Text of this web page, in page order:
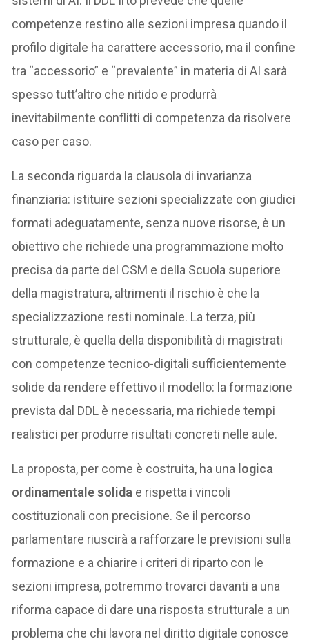
competenze restino alle sezioni impresa quando il
profilo digitale ha carattere accessorio, ma il confine
tra “accessorio” e “prevalente” in materia di AI sarà
spesso tutt’altro che nitido e produrrà
inevitabilmente conflitti di competenza da risolvere
caso per caso.
La seconda riguarda la clausola di invarianza
finanziaria: istituire sezioni specializzate con giudici
formati adeguatamente, senza nuove risorse, è un
obiettivo che richiede una programmazione molto
precisa da parte del CSM e della Scuola superiore
della magistratura, altrimenti il rischio è che la
specializzazione resti nominale. La terza, più
strutturale, è quella della disponibilità di magistrati
con competenze tecnico-digitali sufficientemente
solide da rendere effettivo il modello: la formazione
prevista dal DDL è necessaria, ma richiede tempi
realistici per produrre risultati concreti nelle aule.
La proposta, per come è costruita, ha una logica
ordinamentale solida e rispetta i vincoli
costituzionali con precisione. Se il percorso
parlamentare riuscirà a rafforzare le previsioni sulla
formazione e a chiarire i criteri di riparto con le
sezioni impresa, potremmo trovarci davanti a una
riforma capace di dare una risposta strutturale a un
problema che chi lavora nel diritto digitale conosce